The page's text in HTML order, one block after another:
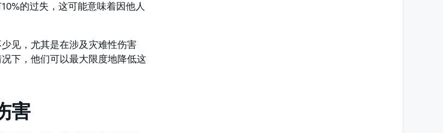
的过失，这可能意味着因他人
见，尤其是在涉及灾难性伤害
下，他们可以最大限度地降低这
害